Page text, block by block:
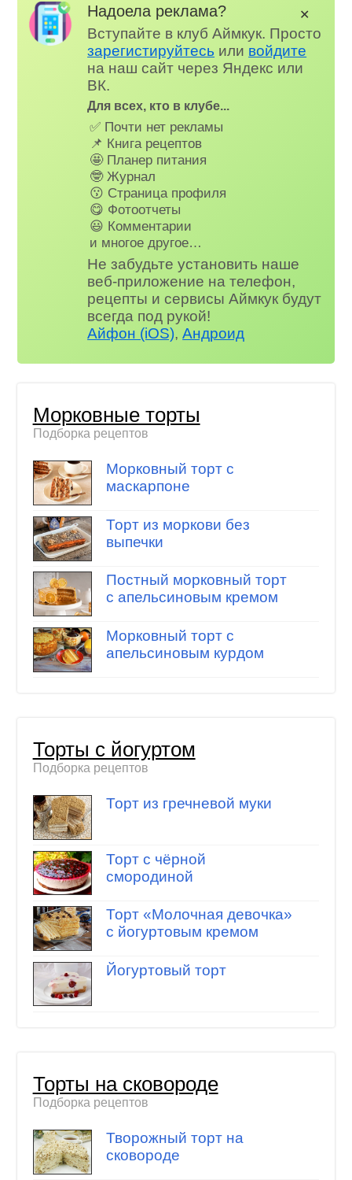
Надоела реклама?
Вступайте в клуб Аймкук. Просто
зарегистируйтесь или войдите
на наш сайт через Яндекс или
ВК.
Для всех, кто в клубе...
✅ Почти нет рекламы
📌 Книга рецептов
🤩 Планер питания
🤓 Журнал
😗 Страница профиля
😋 Фотоотчеты
😃 Комментарии
и многое другое…
Не забудьте установить наше
веб-приложение на телефон,
рецепты и сервисы Аймкук будут
всегда под рукой!
Айфон (iOS),Андроид
✕
Морковные торты
Подборка рецептов
Морковный торт с
маскарпоне
Торт из моркови без
выпечки
Постный морковный торт
с апельсиновым кремом
Морковный торт с
апельсиновым курдом
Торты с йогуртом
Подборка рецептов
Торт из гречневой муки
Торт с чёрной
смородиной
Торт «Молочная девочка»
с йогуртовым кремом
Йогуртовый торт
Торты на сковороде
Подборка рецептов
Творожный торт на
сковороде